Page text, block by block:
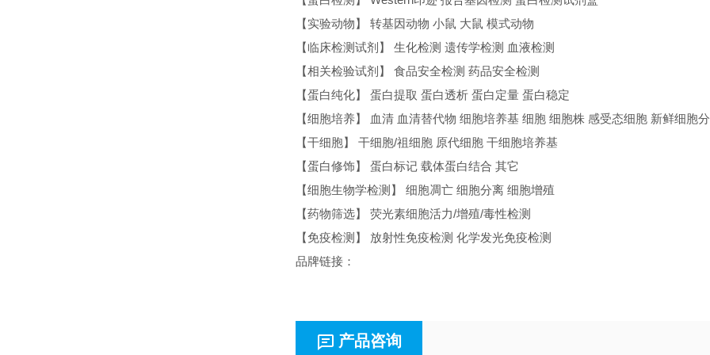
【实验动物】 转基因动物 小鼠 大鼠 模式动物
【临床检测试剂】 生化检测 遗传学检测 血液检测
【相关检验试剂】 食品安全检测 药品安全检测
【蛋白纯化】 蛋白提取 蛋白透析 蛋白定量 蛋白稳定
【细胞培养】 血清 血清替代物 细胞培养基 细胞 细胞株 感受态细胞 新鲜细胞
【干细胞】 干细胞/祖细胞 原代细胞 干细胞培养基
【蛋白修饰】 蛋白标记 载体蛋白结合 其它
【细胞生物学检测】 细胞凋亡 细胞分离 细胞增殖
【药物筛选】 荧光素细胞活力/增殖/毒性检测
【免疫检测】 放射性免疫检测 化学发光免疫检测
品牌链接：
产品咨询